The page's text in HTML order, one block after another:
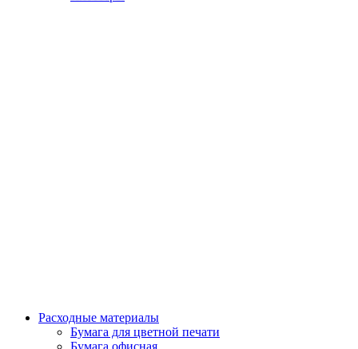
Расходные материалы
Бумага для цветной печати
Бумага офисная